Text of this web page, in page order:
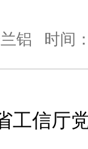
铝 时间
工信厅